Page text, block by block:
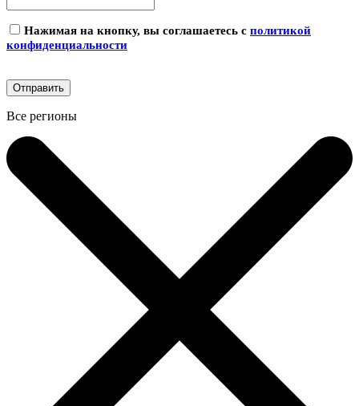
Нажимая на кнопку, вы соглашаетесь с политикой
конфиденциальности
Все регионы